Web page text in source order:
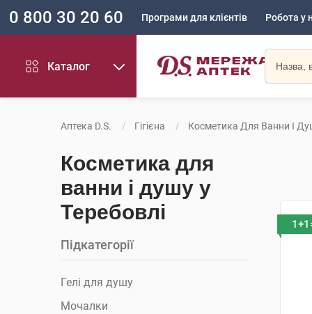
0 800 30 20 60 Програми для клієнтів Робота у
Каталог
Аптека D.S. Гігієна Косметика Для Ванни І
Косметика для
ванни і душу у
Теребовлі
Підкатегорії
Гелі для душу
Мочалки